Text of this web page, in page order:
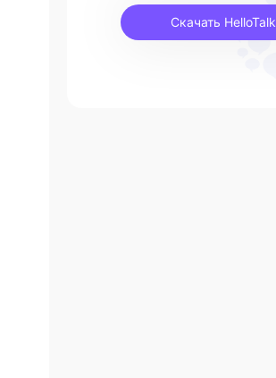
Скачать HelloTalk